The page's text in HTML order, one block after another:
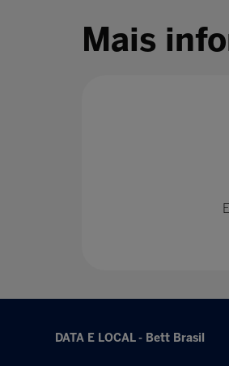
Mais
DATA E LOCAL - Bett Brasil